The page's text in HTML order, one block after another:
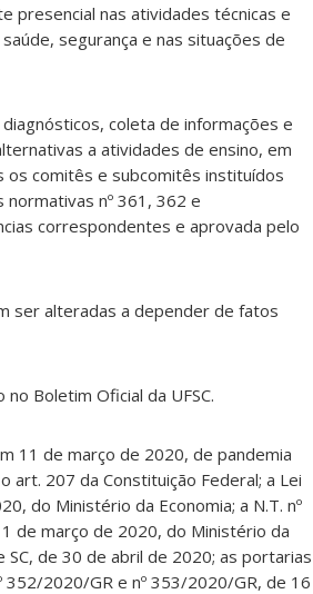
presencial nas atividades técnicas e
segurança e nas situações de
coleta de informações e
a atividades de ensino, em
os comitês e subcomitês instituídos
normativas nº 361, 362 e
correspondentes e aprovada pelo
ser alteradas a depender de fatos
Boletim Oficial da UFSC.
11 de março de 2020, de pandemia
art. 207 da Constituição Federal; a Lei
do Ministério da Economia; a N.T. nº
de março de 2020, do Ministério da
SC, de 30 de abril de 2020; as portarias
352/2020/GR e nº 353/2020/GR, de 16